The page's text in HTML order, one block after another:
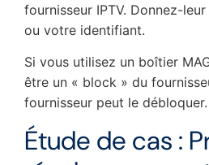
fournisseur IPTV. Donnez-
ou votre identifiant.
Si vous utilisez un boîtier
être un « block » du
fournisseur peut le débloquer.
Étude de cas :